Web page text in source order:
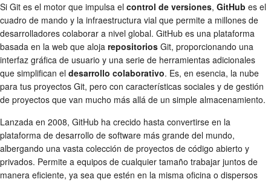
Si Git es el motor que impulsa el control de versiones, GitHub es el
cuadro de mando y la infraestructura vial que permite a millones de
desarrolladores colaborar a nivel global. GitHub es una plataforma
basada en la web que aloja repositorios Git, proporcionando una
interfaz gráfica de usuario y una serie de herramientas adicionales
que simplifican el desarrollo colaborativo. Es, en esencia, la nube
para tus proyectos Git, pero con características sociales y de gestión
de proyectos que van mucho más allá de un simple almacenamiento.
Lanzada en 2008, GitHub ha crecido hasta convertirse en la
plataforma de desarrollo de software más grande del mundo,
albergando una vasta colección de proyectos de código abierto y
privados. Permite a equipos de cualquier tamaño trabajar juntos de
manera eficiente, ya sea que estén en la misma oficina o dispersos